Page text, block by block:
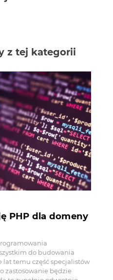
z tej kategorii
PHP dla domeny
do budowania
temu część specjalistów
zastosowanie będzie